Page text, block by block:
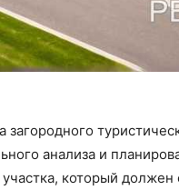
анализа и
который должен